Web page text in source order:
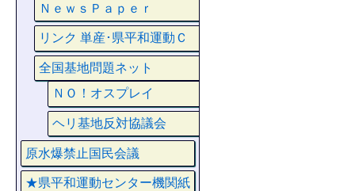
ＮｅｗｓＰａｐｅｒ
リンク 単産･県平和運動Ｃ
全国基地問題ネット
ＮＯ！オスプレイ
ヘリ基地反対協議会
原水爆禁止国民会議
★県平和運動センター機関紙